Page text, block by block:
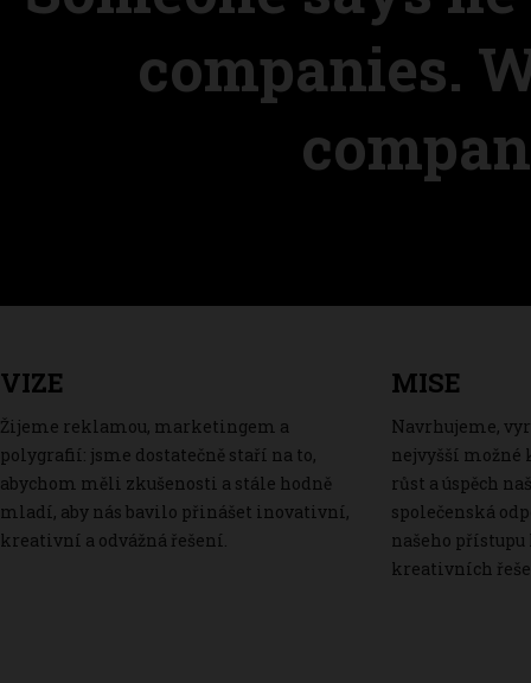
companies.
VIZE
Žijeme reklamou, marketingem a
polygrafií: jsme dostatečně staří na to,
abychom měli zkušenosti a stále hodně
mladí, aby nás bavilo přinášet inovativní,
kreativní a odvážná řešení.
MISE
Navrhujeme,
nejvyšší
růst a úspěch
společenská
našeho
kreativních